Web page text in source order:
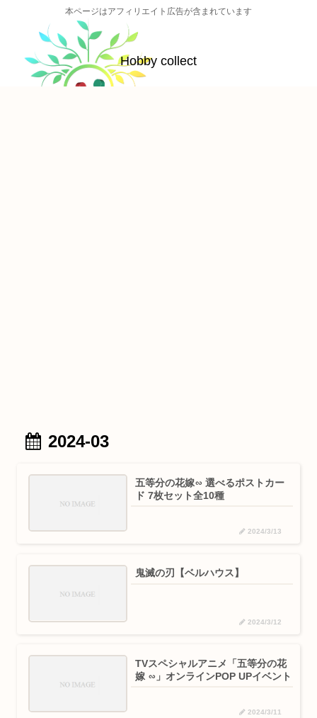
本ページはアフィリエイト広告が含まれています
Hobby collect
2024-03
五等分の花嫁∽ 選べるポストカー
ド 7枚セット全10種
2024/3/13
鬼滅の刃【ベルハウス】
2024/3/12
TVスペシャルアニメ「五等分の花
嫁 ∽」オンラインPOP UPイベント
2024/3/11